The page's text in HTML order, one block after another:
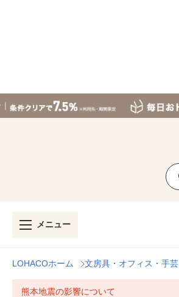
メニュー
LOHACOホーム 文房具・オフィス・手芸
熊本地震の影響について